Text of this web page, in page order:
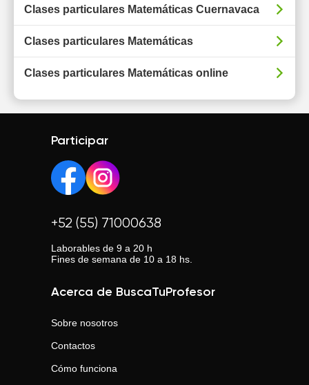
Clases particulares Matemáticas Cuernavaca
Clases particulares Matemáticas
Clases particulares Matemáticas online
Participar
+52 (55) 71000638
Laborables de 9 a 20 h
Fines de semana de 10 a 18 hs.
Acerca de BuscaTuProfesor
Sobre nosotros
Contactos
Cómo funciona